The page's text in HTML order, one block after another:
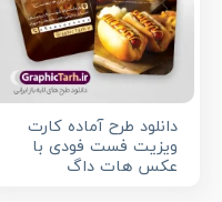
دانلود طرح آماده کارت
ویزیت فست فودی با
عکس هات داگ